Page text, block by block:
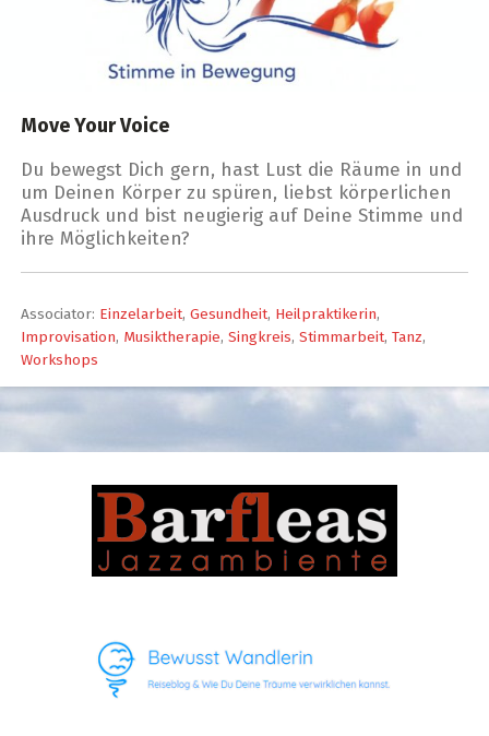
Move Your Voice
Du bewegst Dich gern, hast Lust die Räume in und
um Deinen Körper zu spüren, liebst körperlichen
Ausdruck und bist neugierig auf Deine Stimme und
ihre Möglichkeiten?
Associator: Einzelarbeit, Gesundheit, Heilpraktikerin,
Improvisation, Musiktherapie, Singkreis, Stimmarbeit, Tanz,
Workshops